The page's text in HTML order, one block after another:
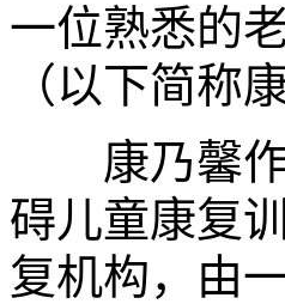
一位熟悉的
（以下简称
康乃馨作
碍儿童康复
复机构，由